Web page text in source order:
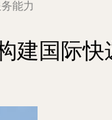
能力
建国际